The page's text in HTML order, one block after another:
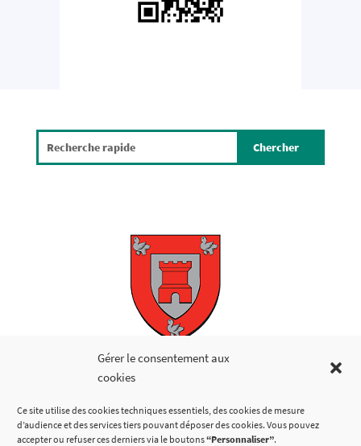
Gérer le consentement aux
cookies
Ce site utilise des cookies techniques essentiels, des cookies de mesure
d’audience et des services tiers pouvant déposer des cookies. Vous pouvez
accepter ou refuser ces derniers via le boutons“Personnaliser”.
Copyright © 2026